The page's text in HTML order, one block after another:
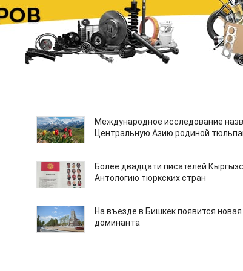
Международное исследование
Центральную Азию родиной
Более двадцати писателей
Антологию тюркских стран
На въезде в Бишкек появится новая
доминанта